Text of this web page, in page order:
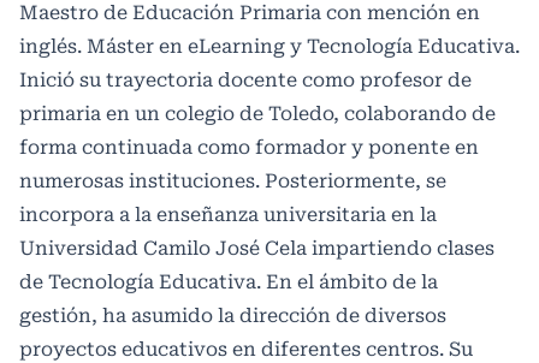
Maestro de Educación Primaria con mención en
inglés. Máster en eLearning y Tecnología Educativa.
Inició su trayectoria docente como profesor de
primaria en un colegio de Toledo, colaborando de
forma continuada como formador y ponente en
numerosas instituciones. Posteriormente, se
incorpora a la enseñanza universitaria en la
Universidad Camilo José Cela impartiendo clases
de Tecnología Educativa. En el ámbito de la
gestión, ha asumido la dirección de diversos
proyectos educativos en diferentes centros. Su